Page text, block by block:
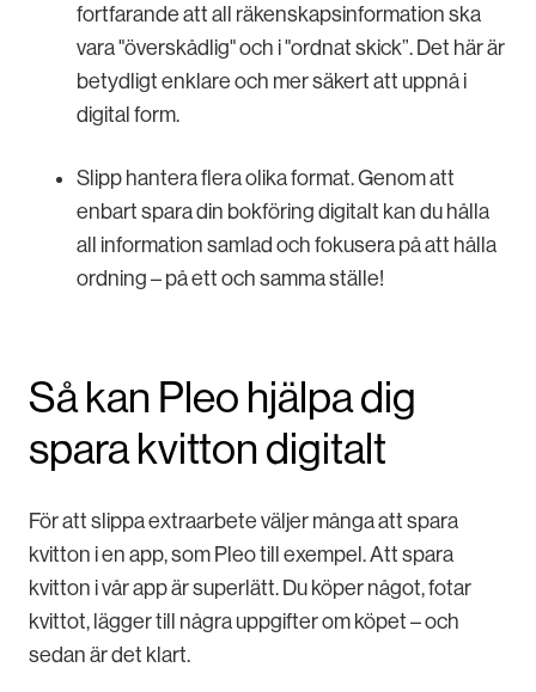
fortfarande att all räkenskapsinformation ska
vara "överskådlig" och i "ordnat skick”. Det här är
betydligt enklare och mer säkert att uppnå i
digital form.
Slipp hantera flera olika format. Genom att
enbart spara din bokföring digitalt kan du hålla
all information samlad och fokusera på att hålla
ordning – på ett och samma ställe!
Så kan Pleo hjälpa dig
spara kvitton digitalt
För att slippa extraarbete väljer många att spara
kvitton i en app, som Pleo till exempel. Att spara
kvitton i vår app är superlätt. Du köper något, fotar
kvittot, lägger till några uppgifter om köpet – och
sedan är det klart.